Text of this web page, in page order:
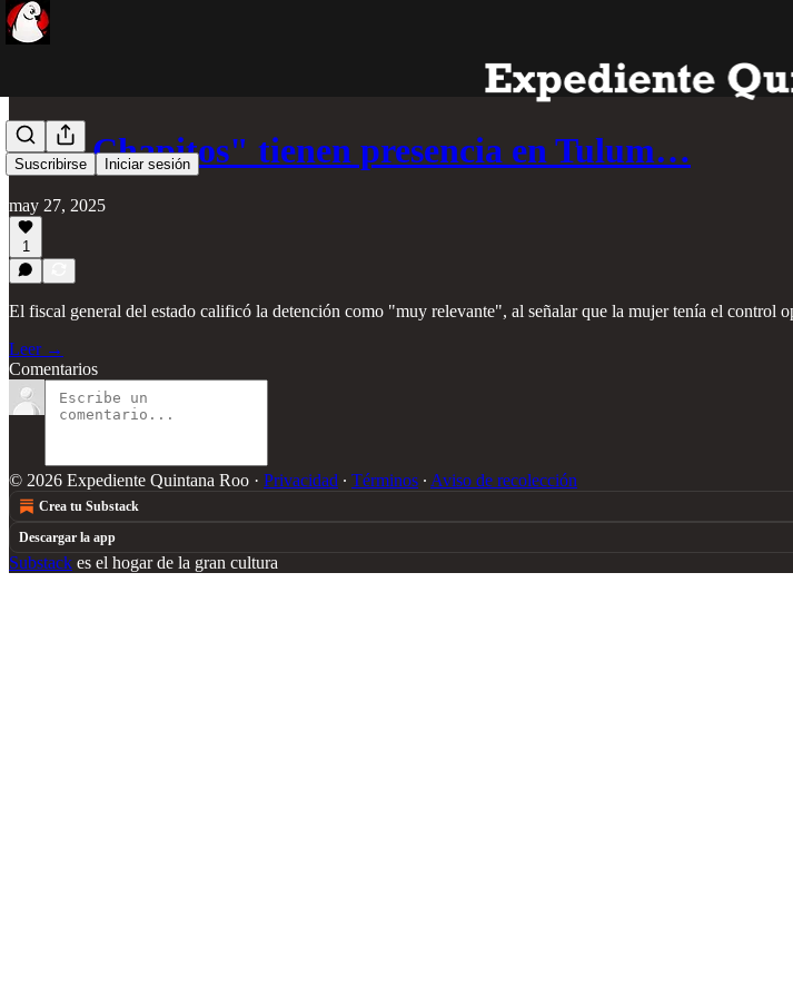
Suscribirse Iniciar sesión
"Los Chapitos" tienen presencia en Tulum…
may 27, 2025
1
El fiscal general del estado calificó la detención como "muy relevante", al señalar que la mujer tenía el control
Leer →
Comentarios
© 2026 Expediente Quintana Roo · Privacidad ∙ Términos ∙ Aviso de recolección
Crea tu Substack
Descargar la app
Substack es el hogar de la gran cultura